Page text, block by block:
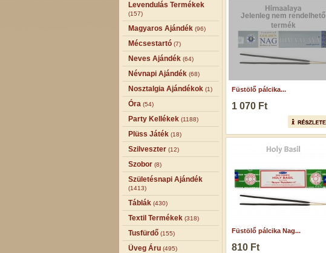
Levendulás Termékek
(157)
Magyaros Ajándék (96)
Mécsestartó (7)
Neves Ajándék (64)
Névnapi Ajándék (68)
Nosztalgia Ajándékok (1)
Óra (54)
Party Kellékek (1188)
Plüss Játék (18)
Szilveszter (12)
Szobor (8)
Születésnapi Ajándék
(1413)
Táblák (430)
Textil Termékek (318)
Tusfürdő (155)
Üveg Áru (495)
Jelenleg nem rendelhető
termék
Füstölő pálcika...
1 070 Ft
Füstölő pálcika Nag...
810 Ft